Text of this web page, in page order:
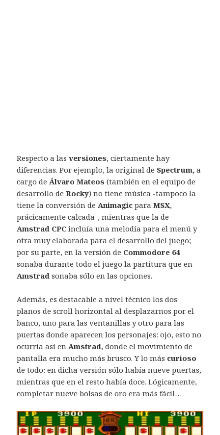
Respecto a lasversiones, ciertamente hay
diferencias. Por ejemplo, la original de Spectrum,a
cargo deÁlvaro Mateos(también en el equipo de
desarrollo deRocky) no tiene música -tampoco la
tiene la conversión deAnimagicparaMSX,
prácicamente calcada-, mientras que la de
Amstrad CPC incluía una melodía para el menú y
otra muy elaborada para el desarrollo del juego;
por su parte, en la versión de Commodore 64
sonaba durante todo el juego la partitura que en
Amstradsonaba sólo en las opciones.
Además, es destacable a nivel técnico los dos
planos de scroll horizontal al desplazarnos por el
banco, uno para las ventanillas y otro para las
puertas donde aparecen los personajes: ojo, esto no
ocurría así enAmstrad, donde el movimiento de
pantalla era mucho más brusco. Y lo más curioso
de todo: en dicha versión sólo había nueve puertas,
mientras que en el resto había doce. Lógicamente,
completar nueve bolsas de oro era más fácil…